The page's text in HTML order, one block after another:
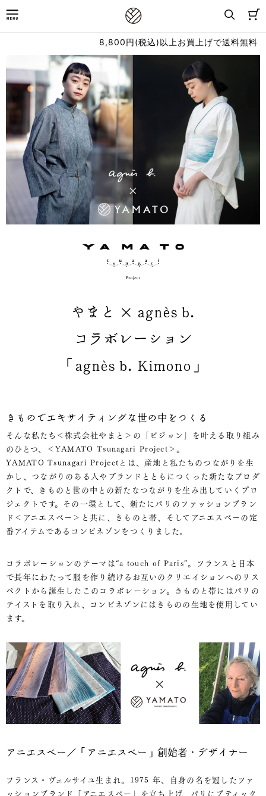
8,800円(税込)以上お買上げで送料無料
やまと × agnès b.
コラボレーション
「agnès b. Kimono」
きものでエキサイティングな世の中をつくる
そんな私たち＜株式会社やまと＞の「ビジョン」を叶える取り組み
のひとつ、＜YAMATO Tsunagari Project＞。
YAMATO Tsunagari Projectとは、産地と私たちのつながりを生
かし、つながりのある人やブランドとともにつくった新たなプロダ
クトで、きものと世の中との新たなつながりを生み出していくプロ
ジェクトです。その一環として、新たにパリのファッションブラン
ド＜アニエスベー＞と共に、きものと帯、そしてアニエスベーの定
番アイテムであるコンビネゾンをつくりました。
コラボレーションのテーマは“a touch of Paris”。フランスと日本
で長年にわたって服を作り続けるお互いのクリエイションへのリス
ペクトから誕生したこのコラボレーション。きものと帯にはパリの
テイストを取り入れ、コンビネゾンにはきものの生地を使用してい
ます。
アニエスベー／「アニエスベー」創始者・デザイナー
フランス・ヴェルサイユ生まれ。1975 年、自身の名を冠したファ
ッションブランド「アニエスベー」を立ち上げ、パリにブティック